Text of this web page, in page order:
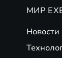
МИР
Новости